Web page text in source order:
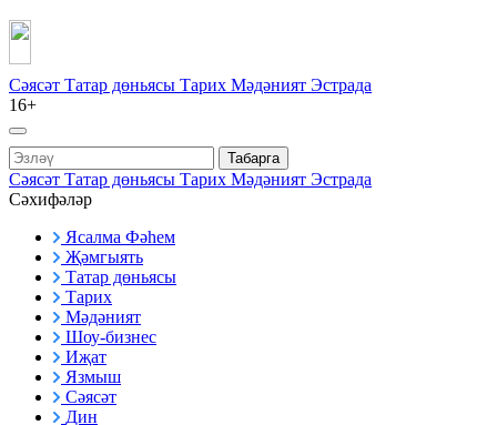
Сәясәт Татар дөньясы Тарих Мәдәният Эстрада
16+
Табарга
Сәясәт Татар дөньясы Тарих Мәдәният Эстрада
Сәхифәләр
Ясалма Фәһем
Җәмгыять
Татар дөньясы
Тарих
Мәдәният
Шоу-бизнес
Иҗат
Язмыш
Сәясәт
Дин